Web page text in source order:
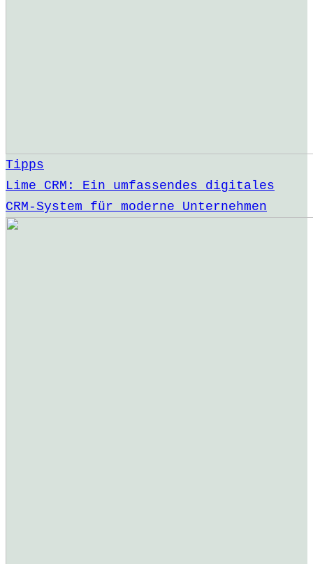
Tipps
Lime CRM: Ein umfassendes digitales
CRM-System für moderne Unternehmen